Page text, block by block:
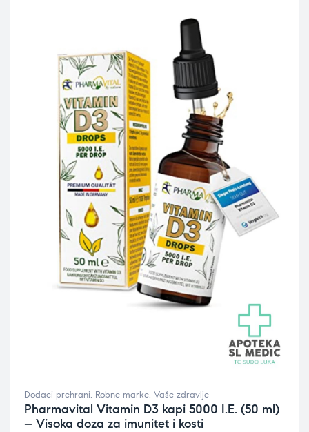
Dodaci prehrani, Robne marke, Vaše zdravlje
Pharmavital Vitamin D3 kapi 5000 I.E. (50 ml)
– Visoka doza za imunitet i kosti